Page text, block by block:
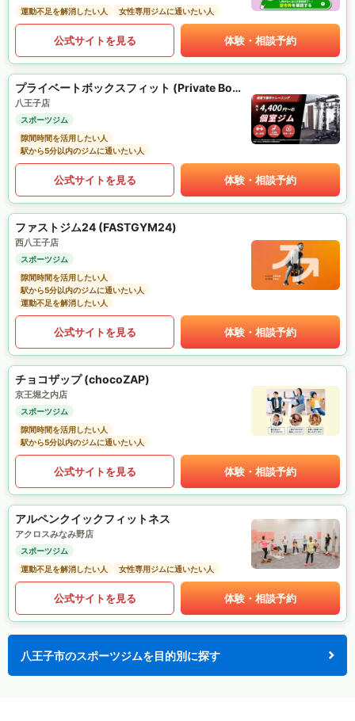
運動不足を解消したい人
女性専用ジムに通いたい人
公式サイトを見る 体験・相談予約
プライベートボックスフィット (Private Box Fit)
八王子店
スポーツジム
隙間時間を活用したい人
駅から5分以内のジムに通いたい人
公式サイトを見る 体験・相談予約
ファストジム24 (FASTGYM24)
西八王子店
スポーツジム
隙間時間を活用したい人
駅から5分以内のジムに通いたい人
運動不足を解消したい人
公式サイトを見る 体験・相談予約
チョコザップ (chocoZAP)
京王堀之内店
スポーツジム
隙間時間を活用したい人
駅から5分以内のジムに通いたい人
公式サイトを見る 体験・相談予約
アルペンクイックフィットネス
アクロスみなみ野店
スポーツジム
運動不足を解消したい人
女性専用ジムに通いたい人
公式サイトを見る 体験・相談予約
八王子市のスポーツジムを目的別に探す